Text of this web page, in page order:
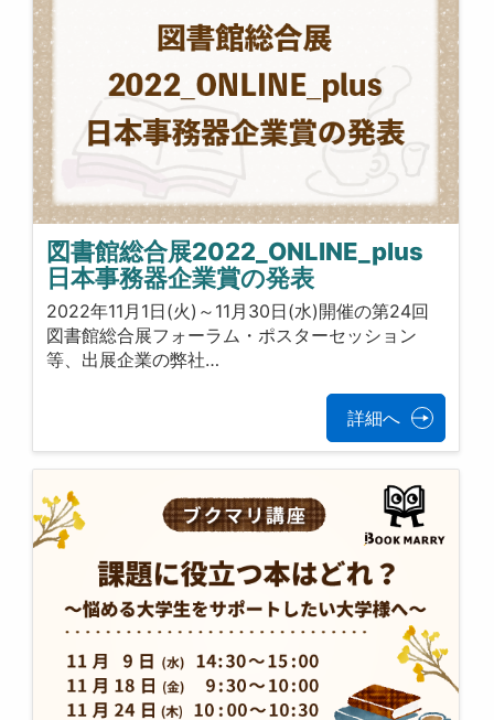
図書館総合展2022_ONLINE_plus
日本事務器企業賞の発表
2022年11月1日(火)～11月30日(水)開催の第24回
図書館総合展フォーラム・ポスターセッション
等、出展企業の弊社…
詳細へ